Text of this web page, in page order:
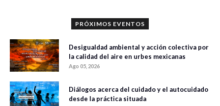
PRÓXIMOS EVENTOS
Desigualdad ambiental y acción colectiva por
la calidad del aire en urbes mexicanas
Ago 05, 2026
Diálogos acerca del cuidado y el autocuidado
desde la práctica situada